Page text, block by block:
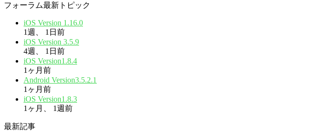
フォーラム最新トピック
iOS Version 1.16.0
1週、 1日前
iOS Version 3.5.9
4週、 1日前
iOS Version1.8.4
1ヶ月前
Android Version3.5.2.1
1ヶ月前
iOS Version1.8.3
1ヶ月、 1週前
最新記事